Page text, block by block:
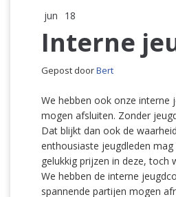
jun 18
Interne
Gepost doorBert
We hebben ook onze interne
mogen afsluiten. Zonder
Dat blijkt dan ook de
enthousiaste jeugdleden mag
gelukkig prijzen in deze, toch
We hebben de interne
spannende partijen mogen